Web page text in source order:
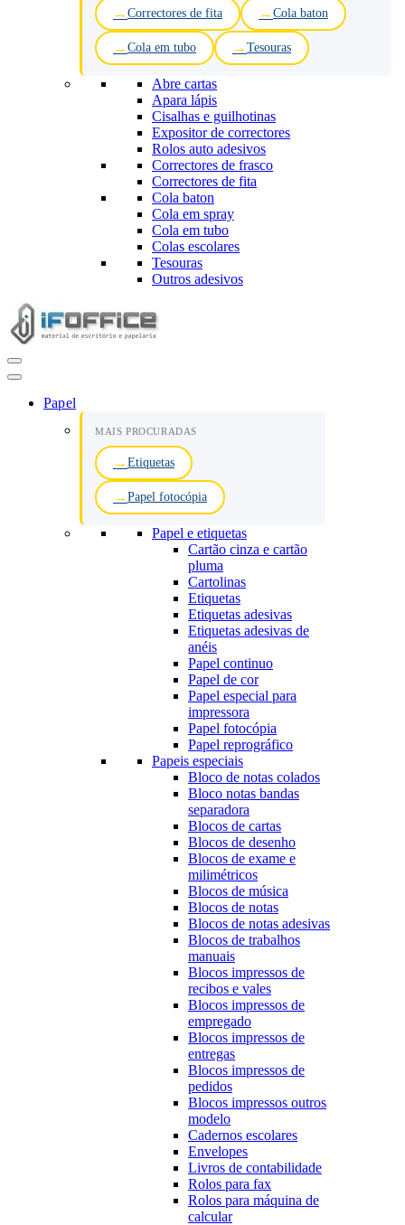
Correctores de fita Cola baton
Cola em tubo Tesouras
Abre cartas
Apara lápis
Cisalhas e guilhotinas
Expositor de correctores
Rolos auto adesivos
Correctores de frasco
Correctores de fita
Cola baton
Cola em spray
Cola em tubo
Colas escolares
Tesouras
Outros adesivos
Menu
de
Papel
MAIS PROCURADAS
Etiquetas
Papel fotocópia
Papel e etiquetas
Cartão cinza e cartão
pluma
Cartolinas
Etiquetas
Etiquetas adesivas
Etiquetas adesivas de
anéis
Papel continuo
Papel de cor
Papel especial para
impressora
Papel fotocópia
Papel reprográfico
Papeis especiais
Bloco de notas colados
Bloco notas bandas
separadora
Blocos de cartas
Blocos de desenho
Blocos de exame e
milimétricos
Blocos de música
Blocos de notas
Blocos de notas adesivas
Blocos de trabalhos
manuais
Blocos impressos de
recibos e vales
Blocos impressos de
empregado
Blocos impressos de
entregas
Blocos impressos de
pedidos
Blocos impressos outros
modelo
Cadernos escolares
Envelopes
Livros de contabilidade
Rolos para fax
Rolos para máquina de
calcular